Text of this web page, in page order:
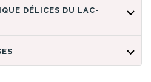
LAC-